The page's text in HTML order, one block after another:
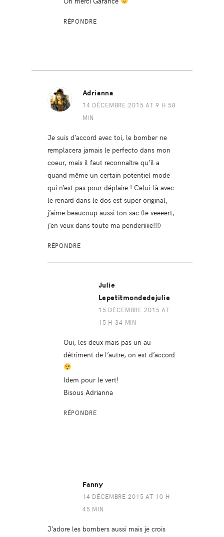
RÉPONDRE
Adrianna
14 DÉCEMBRE 2015 AT 9 H 58
MIN
Je suis d’accord avec toi, le bomber ne
remplacera jamais le perfecto dans mon
coeur, mais il faut reconnaître qu’il a
quand même un certain potentiel mode
qui n’est pas pour déplaire ! Celui-là avec
le renard dans le dos est super original,
j’aime beaucoup aussi ton sac (le veeeert,
j’en veux dans toute ma penderiiiie!!!)
RÉPONDRE
Julie
Lepetitmondedejulie
15 DÉCEMBRE 2015 AT
15 H 34 MIN
Oui, les deux mais pas un au
détriment de l’autre, on est d’accord
Idem pour le vert!
Bisous Adrianna
RÉPONDRE
Fanny
14 DÉCEMBRE 2015 AT 10 H
45 MIN
J’adore les bombers aussi mais je crois